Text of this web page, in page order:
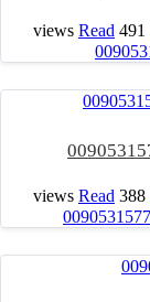
491 views
Read
388 views
Read